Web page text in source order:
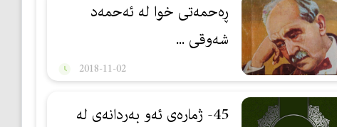
ڕه‌حمه‌تی خوا له‌ ئه‌حمه‌د
شه‌وقی ...
2018-11-02
45- ژمارەی ئەو بەردانەی لە